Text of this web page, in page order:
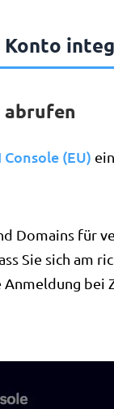
Konto
abrufen
Console (EU)
Domains für
Sie sich am
bei